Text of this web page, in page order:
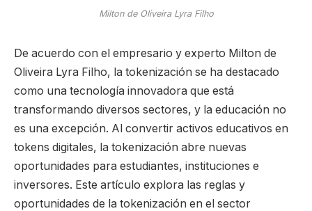
Milton de Oliveira Lyra Filho
De acuerdo con el empresario y experto Milton de
Oliveira Lyra Filho, la tokenización se ha destacado
como una tecnología innovadora que está
transformando diversos sectores, y la educación no
es una excepción. Al convertir activos educativos en
tokens digitales, la tokenización abre nuevas
oportunidades para estudiantes, instituciones e
inversores. Este artículo explora las reglas y
oportunidades de la tokenización en el sector